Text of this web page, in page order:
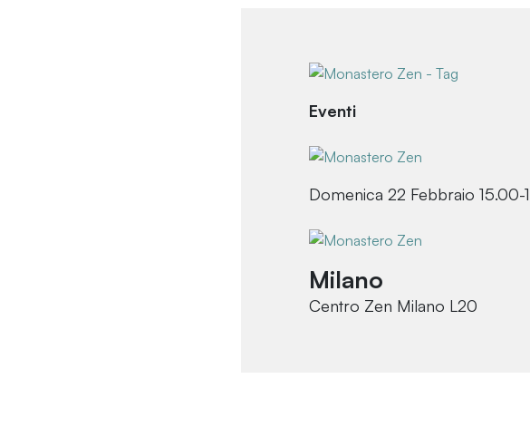
Eventi
Domenica 22 Febbraio 15.00-
Milano
Centro Zen Milano L20